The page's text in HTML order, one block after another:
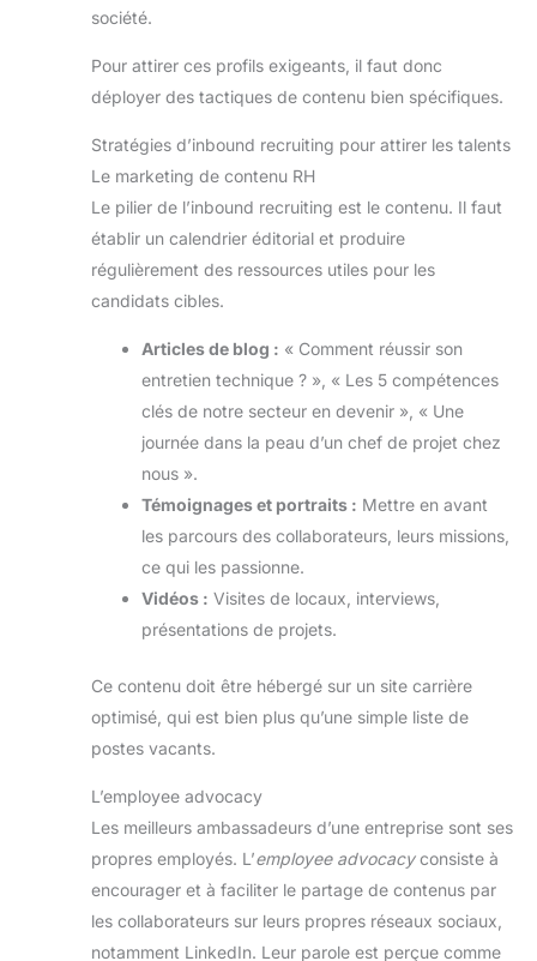
société.
Pour attirer ces profils exigeants, il faut donc
déployer des tactiques de contenu bien spécifiques.
Stratégies d’inbound recruiting pour attirer les talents
Le marketing de contenu RH
Le pilier de l’inbound recruiting est le contenu. Il faut
établir un calendrier éditorial et produire
régulièrement des ressources utiles pour les
candidats cibles.
Articles de blog : « Comment réussir son
entretien technique ? », « Les 5 compétences
clés de notre secteur en devenir », « Une
journée dans la peau d’un chef de projet chez
nous ».
Témoignages et portraits : Mettre en avant
les parcours des collaborateurs, leurs missions,
ce qui les passionne.
Vidéos : Visites de locaux, interviews,
présentations de projets.
Ce contenu doit être hébergé sur un site carrière
optimisé, qui est bien plus qu’une simple liste de
postes vacants.
L’employee advocacy
Les meilleurs ambassadeurs d’une entreprise sont ses
propres employés. L’employee advocacyconsiste à
encourager et à faciliter le partage de contenus par
les collaborateurs sur leurs propres réseaux sociaux,
notamment LinkedIn. Leur parole est perçue comme